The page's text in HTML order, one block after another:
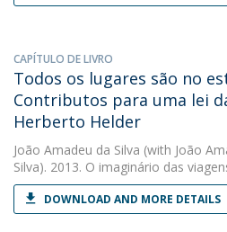
CAPÍTULO DE LIVRO
Todos os lugares são no
Contributos para uma lei
Herberto Helder
João Amadeu da Silva (with João
Silva). 2013. O imaginário das
DOWNLOAD AND MORE DETAILS